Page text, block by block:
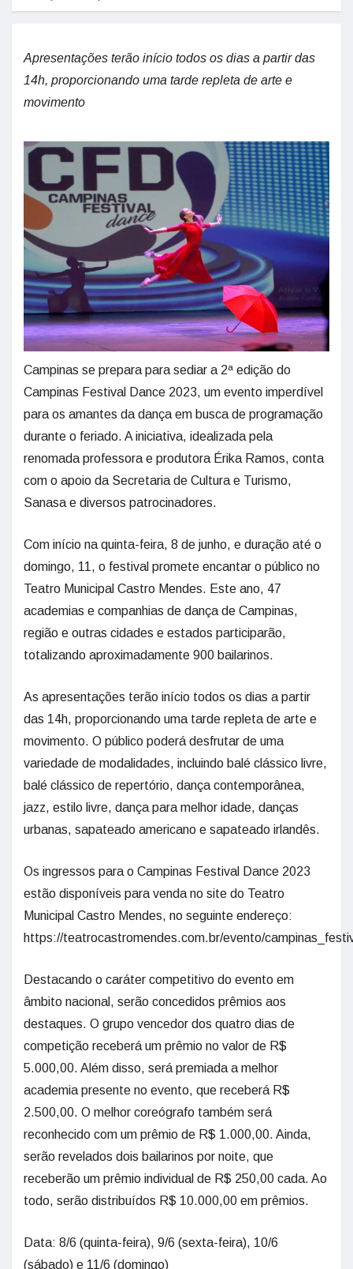
Apresentações terão início todos os dias a partir das
14h, proporcionando uma tarde repleta de arte e
movimento
Campinas se prepara para sediar a 2ª edição do
Campinas Festival Dance 2023, um evento imperdível
para os amantes da dança em busca de programação
durante o feriado. A iniciativa, idealizada pela
renomada professora e produtora Érika Ramos, conta
com o apoio da Secretaria de Cultura e Turismo,
Sanasa e diversos patrocinadores.
Com início na quinta-feira, 8 de junho, e duração até o
domingo, 11, o festival promete encantar o público no
Teatro Municipal Castro Mendes. Este ano, 47
academias e companhias de dança de Campinas,
região e outras cidades e estados participarão,
totalizando aproximadamente 900 bailarinos.
As apresentações terão início todos os dias a partir
das 14h, proporcionando uma tarde repleta de arte e
movimento. O público poderá desfrutar de uma
variedade de modalidades, incluindo balé clássico livre,
balé clássico de repertório, dança contemporânea,
jazz, estilo livre, dança para melhor idade, danças
urbanas, sapateado americano e sapateado irlandês.
Os ingressos para o Campinas Festival Dance 2023
estão disponíveis para venda no site do Teatro
Municipal Castro Mendes, no seguinte endereço:
https://teatrocastromendes.com.br/evento/
Destacando o caráter competitivo do evento em
âmbito nacional, serão concedidos prêmios aos
destaques. O grupo vencedor dos quatro dias de
competição receberá um prêmio no valor de R$
5.000,00. Além disso, será premiada a melhor
academia presente no evento, que receberá R$
2.500,00. O melhor coreógrafo também será
reconhecido com um prêmio de R$ 1.000,00. Ainda,
serão revelados dois bailarinos por noite, que
receberão um prêmio individual de R$ 250,00 cada. Ao
todo, serão distribuídos R$ 10.000,00 em prêmios.
Data: 8/6 (quinta-feira), 9/6 (sexta-feira), 10/6
(sábado) e 11/6 (domingo)